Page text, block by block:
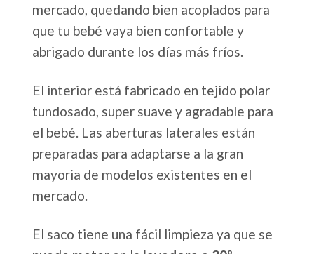
mercado, quedando bien acoplados para
que tu bebé vaya bien confortable y
abrigado durante los días más fríos.
El interior está fabricado en tejido polar
tundosado, super suave y agradable para
el bebé. Las aberturas laterales están
preparadas para adaptarse a la gran
mayoria de modelos existentes en el
mercado.
El saco tiene una fácil limpieza ya que se